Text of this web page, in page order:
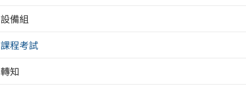
設備組
課程考試
轉知